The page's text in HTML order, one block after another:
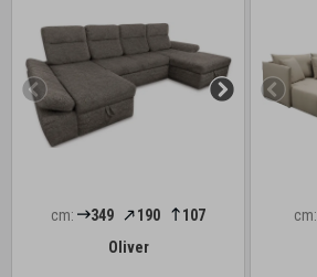
cm: 349 190
107
Oliver
cm: